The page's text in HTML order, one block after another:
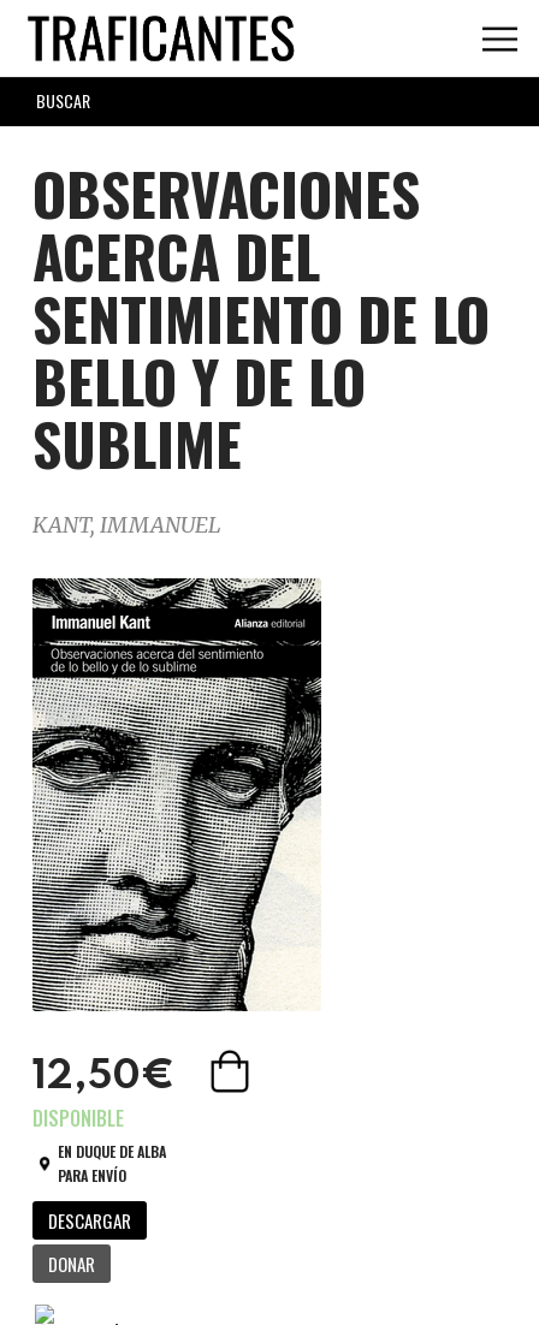
Skip
main
content
SEARCH
FORM
OBSERVACIONES
ACERCA DEL
SENTIMIENTO DE LO
BELLO Y DE LO
SUBLIME
KANT, IMMANUEL
12,50€
EN DUQUE DE ALBA
PARA ENVÍO
DESCARGAR
DONAR